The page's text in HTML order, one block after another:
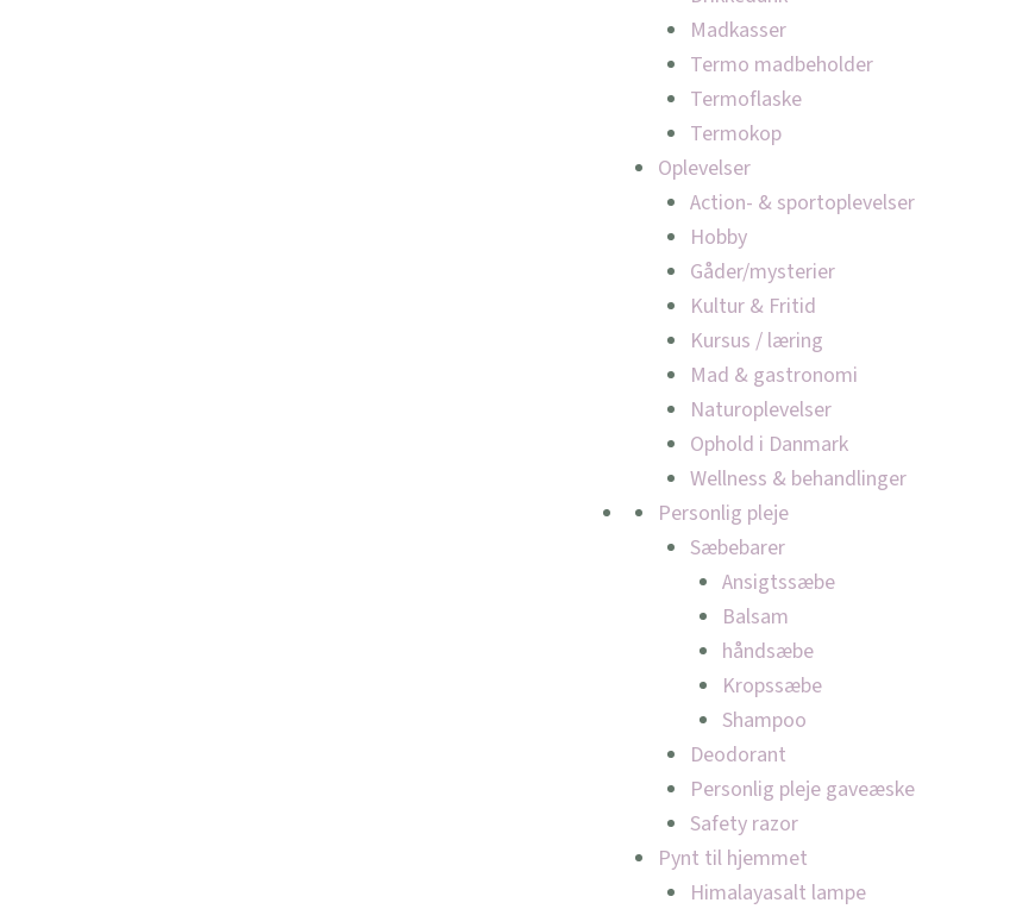
Madkasser
Termo madbeholder
Termoflaske
Termokop
Oplevelser
Action- & sportoplevelser
Hobby
Gåder/mysterier
Kultur & Fritid
Kursus / læring
Mad & gastronomi
Naturoplevelser
Ophold i Danmark
Wellness & behandlinger
Personlig pleje
Sæbebarer
Ansigtssæbe
Balsam
håndsæbe
Kropssæbe
Shampoo
Deodorant
Personlig pleje gaveæske
Safety razor
Pynt til hjemmet
Himalayasalt lampe